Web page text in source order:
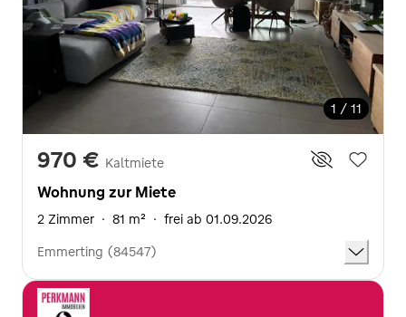
1 / 11
970 € Kaltmiete
Wohnung zur Miete
2 Zimmer · 81 m² · frei ab 01.09.2026
Emmerting (84547)